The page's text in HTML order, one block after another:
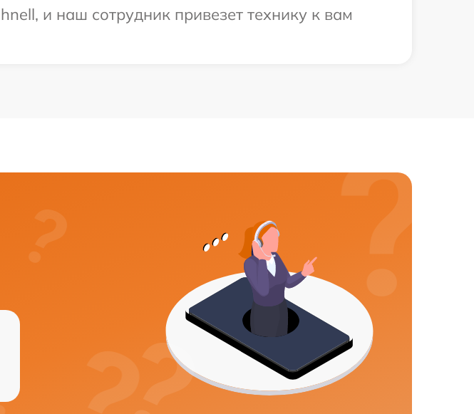
и наш сотрудник привезет технику к вам